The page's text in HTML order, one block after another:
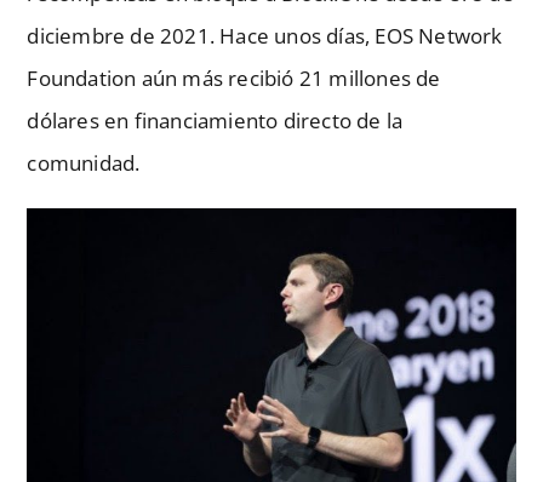
diciembre de 2021. Hace unos días, EOS Network
Foundation aún más recibió 21 millones de
dólares en financiamiento directo de la
comunidad.